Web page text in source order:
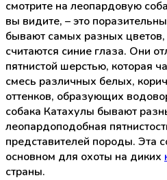
смотрите на леопардовую
вы видите, – это
бывают самых разных
считаются синие глаза. Они
пятнистой шерстью, которая
смесь различных белых,
оттенков, образующих
собака Катахулы бывают
леопардоподобная
представителей породы. Эта
основном для охоты на диких
страны.